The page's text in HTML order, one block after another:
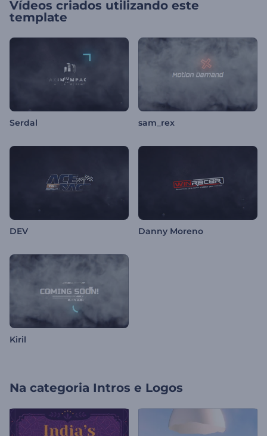
Vídeos criados utilizando este
template
Serdal sam_rex
DEV Danny Moreno
Kiril
Na categoria Intros e Logos